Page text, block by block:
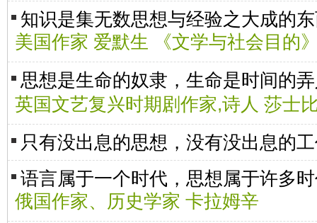
知识是集无数思想与经验之大成的
美国作家 爱默生 《文学与社会目的
思想是生命的奴隶，生命是时间的
英国文艺复兴时期剧作家,诗人 莎士
只有没出息的思想，没有没出息的
语言属于一个时代，思想属于许多
俄国作家、历史学家 卡拉姆辛